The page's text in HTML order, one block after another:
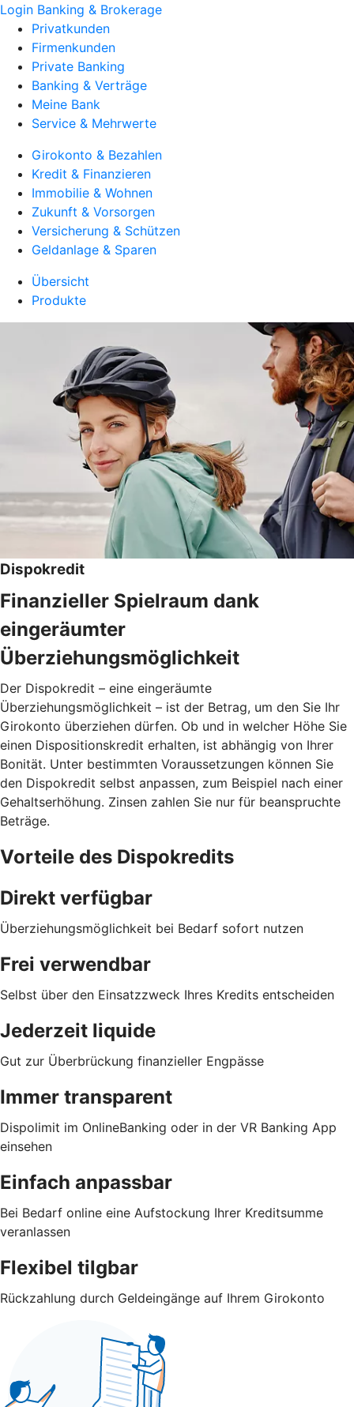
Login Banking & Brokerage
Privatkunden
Firmenkunden
Private Banking
Banking & Verträge
Meine Bank
Service & Mehrwerte
Girokonto & Bezahlen
Kredit & Finanzieren
Immobilie & Wohnen
Zukunft & Vorsorgen
Versicherung & Schützen
Geldanlage & Sparen
Übersicht
Produkte
Dispokredit
Finanzieller Spielraum dank
eingeräumter
Überziehungsmöglichkeit
Der Dispokredit – eine eingeräumte
Überziehungsmöglichkeit – ist der Betrag, um den Sie Ihr
Girokonto überziehen dürfen. Ob und in welcher Höhe Sie
einen Dispositionskredit erhalten, ist abhängig von Ihrer
Bonität. Unter bestimmten Voraussetzungen können Sie
den Dispokredit selbst anpassen, zum Beispiel nach einer
Gehaltserhöhung. Zinsen zahlen Sie nur für beanspruchte
Beträge.
Vorteile des Dispokredits
Direkt verfügbar
Überziehungsmöglichkeit bei Bedarf sofort nutzen
Frei verwendbar
Selbst über den Einsatzzweck Ihres Kredits entscheiden
Jederzeit liquide
Gut zur Überbrückung finanzieller Engpässe
Immer transparent
Dispolimit im OnlineBanking oder in der VR Banking App
einsehen
Einfach anpassbar
Bei Bedarf online eine Aufstockung Ihrer Kreditsumme
veranlassen
Flexibel tilgbar
Rückzahlung durch Geldeingänge auf Ihrem Girokonto